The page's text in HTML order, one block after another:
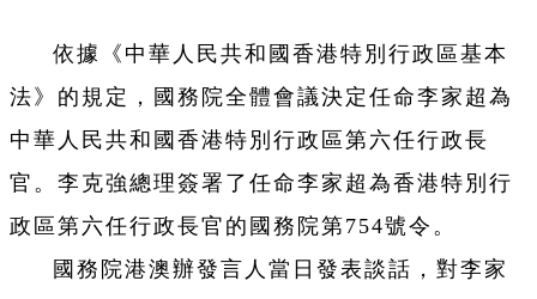
依據《中華人民共和國香港特別行政區基本
法》的規定，國務院全體會議決定任命李家超為
中華人民共和國香港特別行政區第六任行政長
官。李克強總理簽署了任命李家超為香港特別行
政區第六任行政長官的國務院第754號令。
國務院港澳辦發言人當日發表談話，對李家